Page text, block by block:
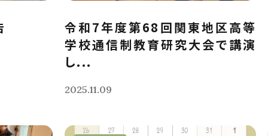
令和7年度第68回関東地区高等
学校通信制教育研究大会で講演
し...
2025.11.09